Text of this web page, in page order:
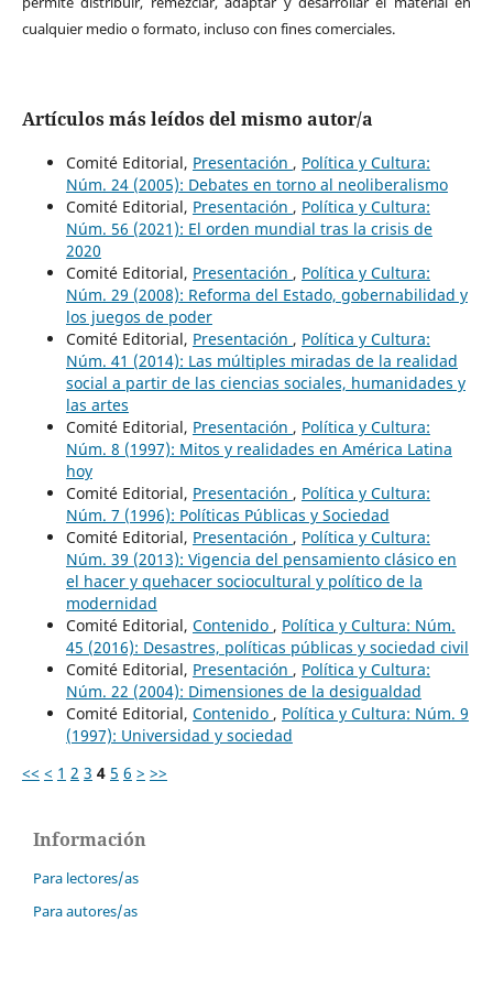
cualquier medio o formato, incluso con fines comerciales.
Artículos más leídos del mismo autor/a
Comité Editorial, Presentación , Política y Cultura:
Núm. 24 (2005): Debates en torno al neoliberalismo
Comité Editorial, Presentación , Política y Cultura:
Núm. 56 (2021): El orden mundial tras la crisis de
2020
Comité Editorial, Presentación , Política y Cultura:
Núm. 29 (2008): Reforma del Estado, gobernabilidad y
los juegos de poder
Comité Editorial, Presentación , Política y Cultura:
Núm. 41 (2014): Las múltiples miradas de la realidad
social a partir de las ciencias sociales, humanidades y
las artes
Comité Editorial, Presentación , Política y Cultura:
Núm. 8 (1997): Mitos y realidades en América Latina
hoy
Comité Editorial, Presentación , Política y Cultura:
Núm. 7 (1996): Políticas Públicas y Sociedad
Comité Editorial, Presentación , Política y Cultura:
Núm. 39 (2013): Vigencia del pensamiento clásico en
el hacer y quehacer sociocultural y político de la
modernidad
Comité Editorial, Contenido , Política y Cultura: Núm.
45 (2016): Desastres, políticas públicas y sociedad civil
Comité Editorial, Presentación , Política y Cultura:
Núm. 22 (2004): Dimensiones de la desigualdad
Comité Editorial, Contenido , Política y Cultura: Núm. 9
(1997): Universidad y sociedad
<< < 1 2 3 4 5 6 > >>
Información
Para lectores/as
Para autores/as